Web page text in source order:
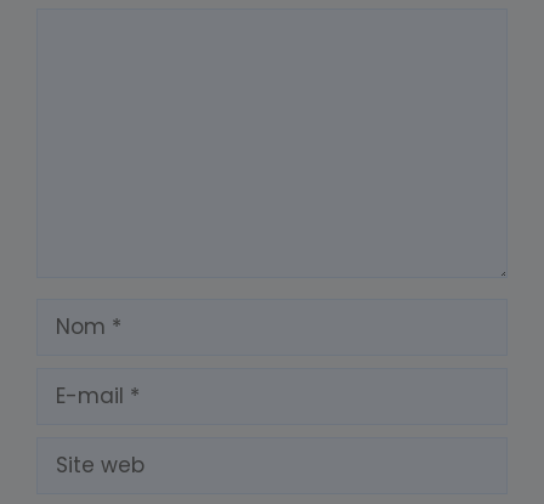
Nom
mail
Site
web